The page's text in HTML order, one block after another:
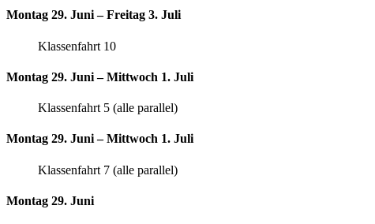
Montag 29. Juni – Freitag 3. Juli
Klassenfahrt 10
Montag 29. Juni – Mittwoch 1. Juli
Klassenfahrt 5 (alle parallel)
Montag 29. Juni – Mittwoch 1. Juli
Klassenfahrt 7 (alle parallel)
Montag 29. Juni